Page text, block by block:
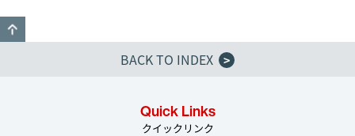
BACK TO INDEX
>
Quick Links
クイックリンク